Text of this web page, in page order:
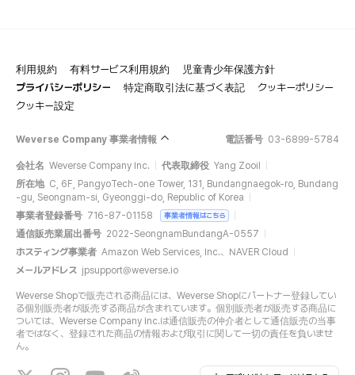
利用規約 有料サービス利用規約
児童青少年保護方針
プライバシーポリシー
特定商取引法に基づく表記
クッキーポリシー
クッキー設定
Weverse Company 事業者情報 電話番号 03-6899-5784
会社名 Weverse Company Inc. 代表取締役 Yang Zooil
所在地 C, 6F, PangyoTech-one Tower, 131, Bundangnaegok-ro, Bundang
-gu, Seongnam-si, Gyeonggi-do, Republic of Korea
事業者登録番号 716-87-01158 事業者情報はこちら
通信販売業届出番号 2022-SeongnamBundangA-0557
ホスティング事業者 Amazon Web Services, Inc.、NAVER Cloud
メールアドレス jpsupport@weverse.io
Weverse Shopで販売される商品には、Weverse Shopにパートナー登録してい
る個別販売者が販売する商品が含まれています。個別販売者が販売する商品に
ついては、Weverse Company Inc.は通信販売の仲介者として通信販売の当事
者ではなく、登録された商品の情報および取引に関して一切の責任を負いませ
ん。